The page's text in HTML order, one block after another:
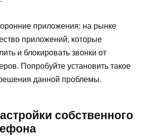
приложения: на рынке
приложений, которые
и блокировать звонки от
Попробуйте установить такое
данной проблемы.
собственного